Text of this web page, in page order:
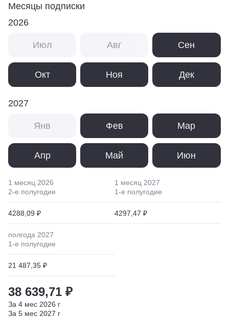
Месяцы подписки
2026
Июл Авг Сен
Окт Ноя Дек
2027
Янв Фев Мар
Апр Май Июн
1 месяц 2026
2-е полугодие
4288,09 ₽
1 месяц 2027
1-е полугодие
4297,47 ₽
полгода 2027
1-е полугодие
21 487,35 ₽
38 639,71 ₽
За 4 мес 2026 г
За 5 мес 2027 г